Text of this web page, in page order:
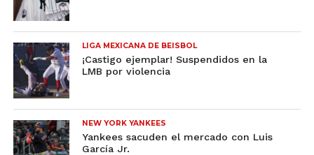
LIGA MEXICANA DE BEISBOL
¡Castigo ejemplar! Suspendidos en la
LMB por violencia
NEW YORK YANKEES
Yankees sacuden el mercado con Luis
García Jr.